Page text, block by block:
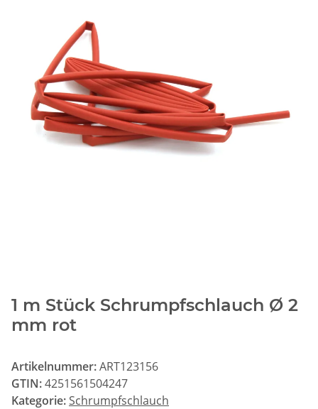
1 m Stück Schrumpfschlauch Ø 2
mm rot
Artikelnummer:ART123156
GTIN:4251561504247
Kategorie: Schrumpfschlauch